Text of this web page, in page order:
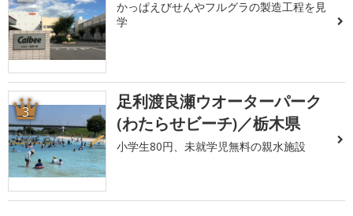
かっぱえびせんやフルグラの製造工程を見
学
3
足利渡良瀬ウオーターパーク
(わたらせビーチ)／栃木県
小学生80円、未就学児無料の親水施設